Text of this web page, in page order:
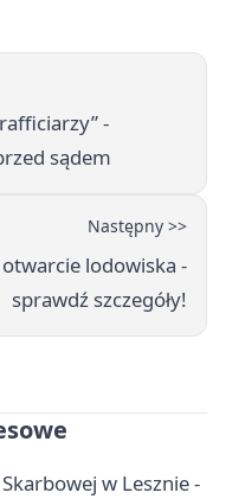
-
sądem
Następny >>
otwarcie lodowiska -
sprawdź szczegóły!
w Lesznie -